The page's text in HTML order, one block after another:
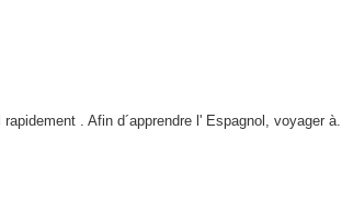
. Afin d´apprendre l' Espagnol, voyager